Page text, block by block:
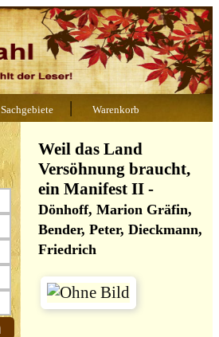
Sachgebiete | Warenkorb
Weil das Land
Versöhnung braucht,
ein Manifest II -
Dönhoff, Marion Gräfin,
Bender, Peter, Dieckmann,
Friedrich